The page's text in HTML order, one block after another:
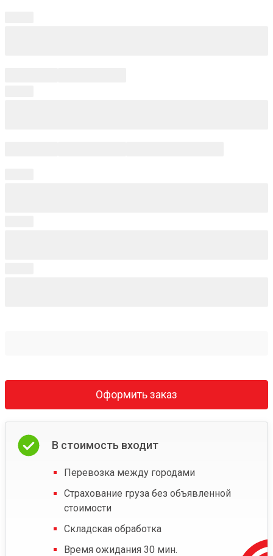
Оформить заказ
В стоимость входит
Перевозка между городами
Страхование груза без объявленной
стоимости
Складская обработка
Время ожидания 30 мин.